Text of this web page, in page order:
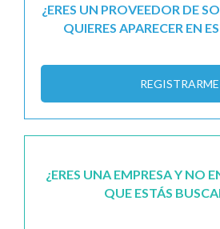
¿ERES UN PROVEEDOR DE
QUIERES APARECER EN
REGISTRARME
¿ERES UNA EMPRESA Y NO
QUE ESTÁS